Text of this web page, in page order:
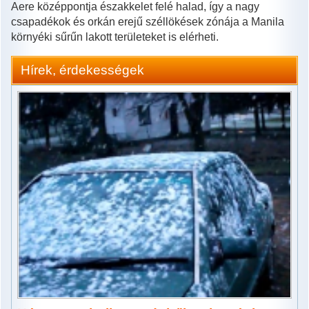
Aere középpontja északkelet felé halad, így a nagy
csapadékok és orkán erejű széllökések zónája a Manila
környéki sűrűn lakott területeket is elérheti.
Hírek, érdekességek